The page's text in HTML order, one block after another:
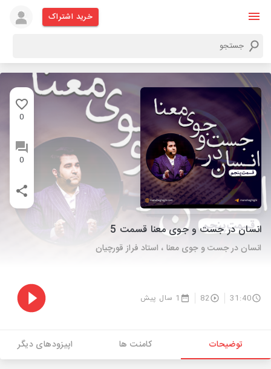
خرید اشتراک
0
0
انسان در جست و جوی معنا قسمت 5
انسان در جست و جوی معنا ، استاد فراز قورچیان
31:40
82 1 سال پیش
توضیحات کامنت ها اپیزودهای دیگر